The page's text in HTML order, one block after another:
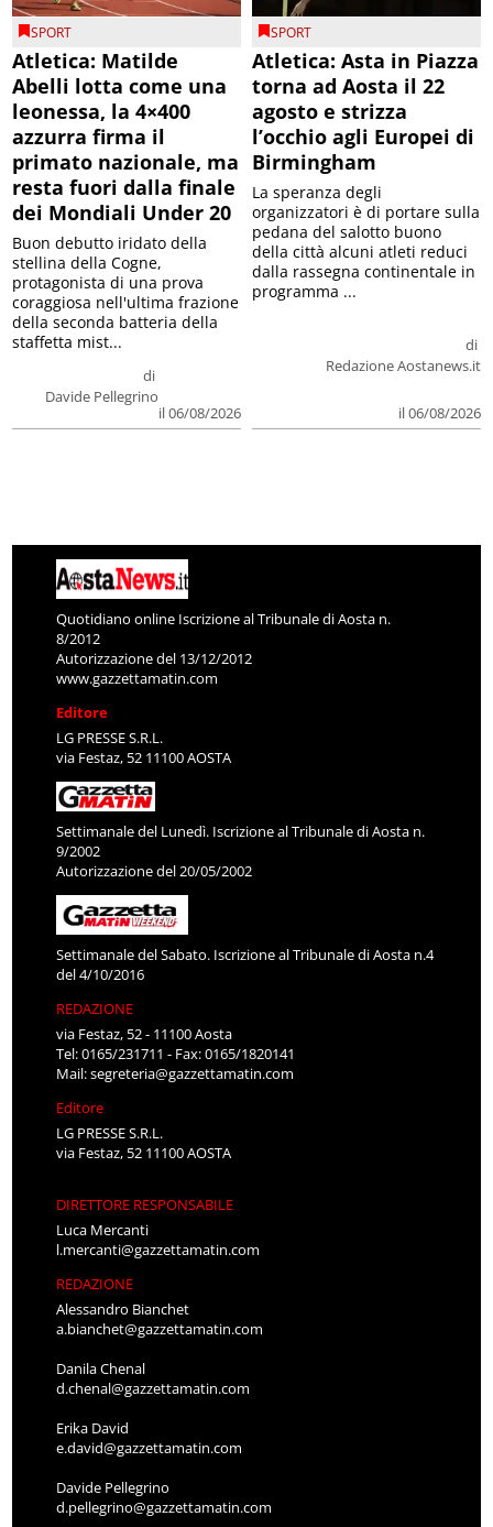
SPORT
Atletica: Matilde
Abelli lotta come una
leonessa, la 4×400
azzurra firma il
primato nazionale, ma
resta fuori dalla finale
dei Mondiali Under 20
di
Davide Pellegrino
il 06/08/2026
Buon debutto iridato della
stellina della Cogne,
protagonista di una prova
coraggiosa nell'ultima frazione
della seconda batteria della
staffetta mist...
SPORT
Atletica: Asta in Piazza
torna ad Aosta il 22
agosto e strizza
l’occhio agli Europei di
Birmingham
di
Redazione Aostanews.it
il 06/08/2026
La speranza degli
organizzatori è di portare sulla
pedana del salotto buono
della città alcuni atleti reduci
dalla rassegna continentale in
programma ...
Quotidiano online Iscrizione al Tribunale di Aosta n.
8/2012
Autorizzazione del 13/12/2012
www.gazzettamatin.com
Editore
LG PRESSE S.R.L.
via Festaz, 52 11100 AOSTA
Settimanale del Lunedì. Iscrizione al Tribunale di Aosta n.
9/2002
Autorizzazione del 20/05/2002
Settimanale del Sabato. Iscrizione al Tribunale di Aosta n.4
del 4/10/2016
REDAZIONE
via Festaz, 52 - 11100 Aosta
Tel: 0165/231711 - Fax: 0165/1820141
Mail:segreteria@gazzettamatin.com
Editore
LG PRESSE S.R.L.
via Festaz, 52 11100 AOSTA
DIRETTORE RESPONSABILE
Luca Mercanti
l.mercanti@gazzettamatin.com
REDAZIONE
Alessandro Bianchet
a.bianchet@gazzettamatin.com
Danila Chenal
d.chenal@gazzettamatin.com
Erika David
e.david@gazzettamatin.com
Davide Pellegrino
d.pellegrino@gazzettamatin.com